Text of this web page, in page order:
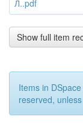
Л..pdf
Show full item
Items in
reserved,